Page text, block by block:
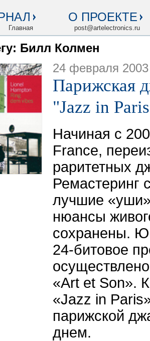
Главная
О ПРОЕКТЕ
post@artelectronics.ru
Билл Колмен
24 февраля 2003
Парижская
"Jazz in
Начиная с
France,
раритетных
Ремастеринг
лучшие
нюансы
сохранены.
24-битовое
«Art et Son».
«Jazz in
парижской
днем.